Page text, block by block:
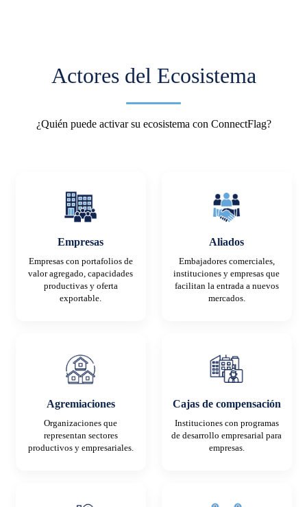
Actores del Ecosistema
¿Quién puede activar su ecosistema con ConnectFlag?
Empresas
Empresas con portafolios de
valor agregado, capacidades
productivas y oferta
exportable.
Aliados
Embajadores comerciales,
instituciones y empresas que
facilitan la entrada a nuevos
mercados.
Agremiaciones
Organizaciones que
representan sectores
productivos y empresariales.
Cajas de compensación
Instituciones con programas
de desarrollo empresarial para
empresas.